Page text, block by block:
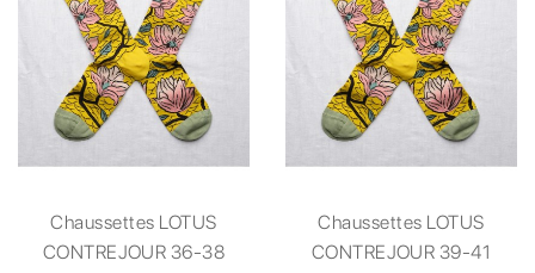
Chaussettes LOTUS
CONTREJOUR 36-38
Chaussettes LOTUS
CONTREJOUR 39-41